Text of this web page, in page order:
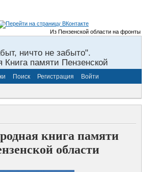
Из Пензенской области на фронты
ничто не забыто".
Книга памяти Пензенской
Поиск Регистрация Войти
книга памяти
области